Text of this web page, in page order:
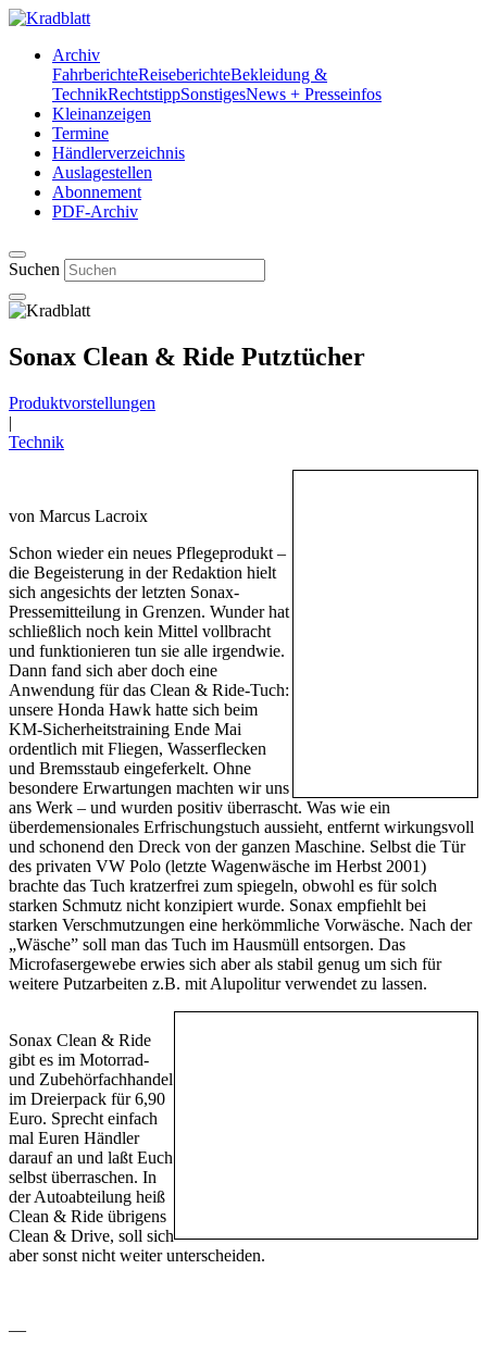
Archiv
FahrberichteReiseberichteBekleidung &
TechnikRechtstippSonstigesNews + Presseinfos
Kleinanzeigen
Termine
Händlerverzeichnis
Auslagestellen
Abonnement
PDF-Archiv
Suchen
Sonax Clean & Ride Putztücher
Produktvorstellungen
|
Technik
von Marcus Lacroix
Schon wieder ein neues Pflegeprodukt –
die Begeisterung in der Redaktion hielt
sich angesichts der letzten Sonax-
Pressemitteilung in Grenzen. Wunder hat
schließlich noch kein Mittel vollbracht
und funktionieren tun sie alle irgendwie.
Dann fand sich aber doch eine
Anwendung für das Clean & Ride-Tuch:
unsere Honda Hawk hatte sich beim
KM-Sicherheitstraining Ende Mai
ordentlich mit Fliegen, Wasserflecken
und Bremsstaub eingeferkelt. Ohne
besondere Erwartungen machten wir uns
ans Werk – und wurden positiv überrascht. Was wie ein
überdemensionales Erfrischungstuch aussieht, entfernt wirkungsvoll
und schonend den Dreck von der ganzen Maschine. Selbst die Tür
des privaten VW Polo (letzte Wagenwäsche im Herbst 2001)
brachte das Tuch kratzerfrei zum spiegeln, obwohl es für solch
starken Schmutz nicht konzipiert wurde. Sonax empfiehlt bei
starken Verschmutzungen eine herkömmliche Vorwäsche. Nach der
„Wäsche” soll man das Tuch im Hausmüll entsorgen. Das
Microfasergewebe erwies sich aber als stabil genug um sich für
weitere Putzarbeiten z.B. mit Alupolitur verwendet zu lassen.
Sonax Clean & Ride
gibt es im Motorrad-
und Zubehörfachhandel
im Dreierpack für 6,90
Euro. Sprecht einfach
mal Euren Händler
darauf an und laßt Euch
selbst überraschen. In
der Autoabteilung heiß
Clean & Ride übrigens
Clean & Drive, soll sich
aber sonst nicht weiter unterscheiden.
—